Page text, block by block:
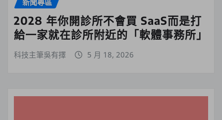
新聞專區
2028 年你開診所不會買 SaaS而是打
給一家就在診所附近的「軟體事務所」
科技主筆吳有擇 5 月 18, 2026